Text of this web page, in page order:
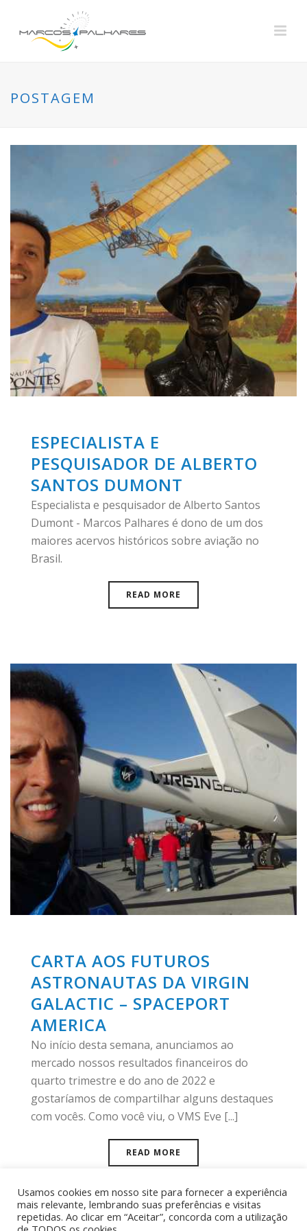
POSTAGEM
ESPECIALISTA E
PESQUISADOR DE ALBERTO
SANTOS DUMONT
Especialista e pesquisador de Alberto Santos
Dumont - Marcos Palhares é dono de um dos
maiores acervos históricos sobre aviação no
Brasil.
READ MORE
CARTA AOS FUTUROS
ASTRONAUTAS DA VIRGIN
GALACTIC – SPACEPORT
AMERICA
No início desta semana, anunciamos ao
mercado nossos resultados financeiros do
quarto trimestre e do ano de 2022 e
gostaríamos de compartilhar alguns destaques
com vocês. Como você viu, o VMS Eve [...]
READ MORE
Usamos cookies em nosso site para fornecer a experiência
mais relevante, lembrando suas preferências e visitas
repetidas. Ao clicar em “Aceitar”, concorda com a utilização